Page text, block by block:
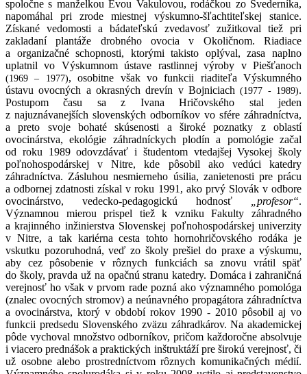
spoločne s manželkou Evou Vakulovou, rodáčkou zo Svederníka,
napomáhal pri zrode miestnej výskumno-šľachtiteľskej stanice.
Získané vedomosti a bádateľskú zvedavosť zužitkoval tiež pri
zakladaní plantáže drobného ovocia v Okoličnom. Riadiace
a organizačné schopnosti, ktorými takisto oplýval, zasa naplno
uplatnil vo Výskumnom ústave rastlinnej výroby v Piešťanoch
(1969 – 1977), osobitne však vo funkcii riaditeľa Výskumného
ústavu ovocných a okrasných drevín v Bojniciach(1977 - 1989).
Postupom času sa z Ivana Hričovského stal jeden
z najuznávanejších slovenských odborníkov vo sfére záhradníctva,
a preto svoje bohaté skúsenosti a široké poznatky z oblastí
ovocinárstva, ekológie záhradníckych plodín a pomológie začal
od roku 1989 odovzdávať i študentom vtedajšej Vysokej školy
poľnohospodárskej v Nitre, kde pôsobil ako vedúci katedry
záhradníctva. Zásluhou nesmierneho úsilia, zanietenosti pre prácu
a odbornej zdatnosti získal v roku 1991, ako prvý Slovák v odbore
ovocinárstvo, vedecko-pedagogickú hodnosť
„profesor“.
Významnou mierou prispel tiež k vzniku Fakulty záhradného
a krajinného inžinierstva Slovenskej poľnohospodárskej univerzity
v Nitre, a tak kariérna cesta tohto hornohričovského rodáka je
vskutku pozoruhodná, veď zo školy prešiel do praxe a výskumu,
aby cez pôsobenie v rôznych funkciách sa znovu vrátil späť
do školy, pravda už na opačnú stranu katedry. Domáca i zahraničná
verejnosť ho však v prvom rade pozná ako významného pomológa
(znalec ovocných stromov) a neúnavného propagátora záhradníctva
a ovocinárstva, ktorý v období rokov 1990 - 2010 pôsobil aj vo
funkcii predsedu Slovenského zväzu záhradkárov. Na akademickej
pôde vychoval množstvo odborníkov, pričom každoročne absolvuje
i viacero prednášok a praktických inštruktáží pre širokú verejnosť, či
už osobne alebo prostredníctvom rôznych komunikačných médií.